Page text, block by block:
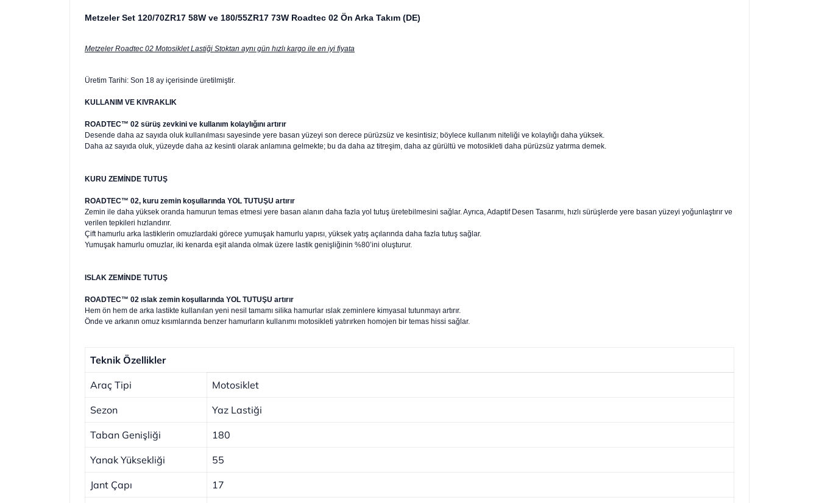
Metzeler Set 120/70ZR17 58W ve 180/55ZR17 73W Roadtec 02 Ön Arka Takım (DE)
Metzeler Roadtec 02 Motosiklet Lastiği Stoktan aynı gün hızlı kargo ile en iyi fiyata
Üretim Tarihi: Son 18 ay içerisinde üretilmiştir.
KULLANIM VE KIVRAKLIK
ROADTEC™ 02 sürüş zevkini ve kullanım kolaylığını artırır
Desende daha az sayıda oluk kullanılması sayesinde yere basan yüzeyi son derece pürüzsüz ve kesintisiz; böylece kullanım niteliği ve kolaylığı daha yüksek.
Daha az sayıda oluk, yüzeyde daha az kesinti olarak anlamına gelmekte; bu da daha az titreşim, daha az gürültü ve motosikleti daha pürüzsüz yatırma demek.
KURU ZEMİNDE TUTUŞ
ROADTEC™ 02, kuru zemin koşullarında YOL TUTUŞU artırır
Zemin ile daha yüksek oranda hamurun temas etmesi yere basan alanın daha fazla yol tutuş üretebilmesini sağlar. Ayrıca, Adaptif Desen Tasarımı, hızlı sürüşlerde yere basan yüzeyi yoğunlaştırır ve
verilen tepkileri hızlandırır.
Çift hamurlu arka lastiklerin omuzlardaki görece yumuşak hamurlu yapısı, yüksek yatış açılarında daha fazla tutuş sağlar.
Yumuşak hamurlu omuzlar, iki kenarda eşit alanda olmak üzere lastik genişliğinin %80’ini oluşturur.
ISLAK ZEMİNDE TUTUŞ
ROADTEC™ 02 ıslak zemin koşullarında YOL TUTUŞU artırır
Hem ön hem de arka lastikte kullanılan yeni nesil tamamı silika hamurlar ıslak zeminlere kimyasal tutunmayı artırır.
Önde ve arkanın omuz kısımlarında benzer hamurların kullanımı motosikleti yatırırken homojen bir temas hissi sağlar.
Teknik Özellikler
Araç Tipi Motosiklet
Sezon Yaz Lastiği
Taban Genişliği 180
Yanak Yüksekliği 55
Jant Çapı 17